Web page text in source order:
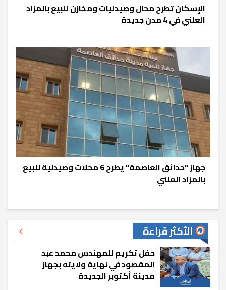
الإسكان تطرح محال وصيدليات ومخازن للبيع بالمزاد
العلني في 4 مدن جديدة
جهاز "حدائق العاصمة" يطرح 6 محلات وصيدلية للبيع
بالمزاد العلني
الأكثر قراءة
حفل تكريم للمهندس محمد عبد
المقصود في نهاية ولايته بجهاز
مدينة أكتوبر الجديدة